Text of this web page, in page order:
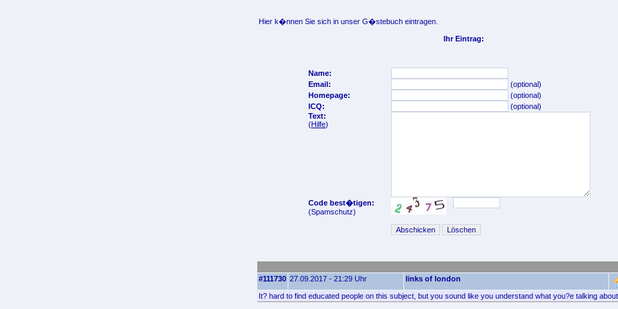
Hier k�nnen Sie sich in unser G�stebuch eintragen.
Ihr Eintrag:
Name:
Email:
(optional)
Homepage:
(optional)
ICQ:
(optional)
Text:
(Hilfe)
Code best�tigen:
(Spamschutz)
#111730 27.09.2017 - 21:29 Uhr links of london
It? hard to find educated people on this subject, but you sound like you understand what you?e talking